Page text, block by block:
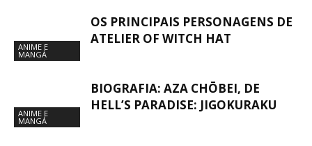
ANIME E
MANGÁ
OS PRINCIPAIS PERSONAGENS DE
ATELIER OF WITCH HAT
ANIME E
MANGÁ
BIOGRAFIA: AZA CHŌBEI, DE
HELL’S PARADISE: JIGOKURAKU